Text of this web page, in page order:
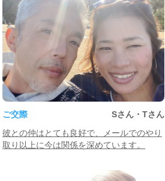
ご交際
Sさん・Tさん
彼との仲はとても良好で、メールでのやり
取り以上に今は関係を深めています。